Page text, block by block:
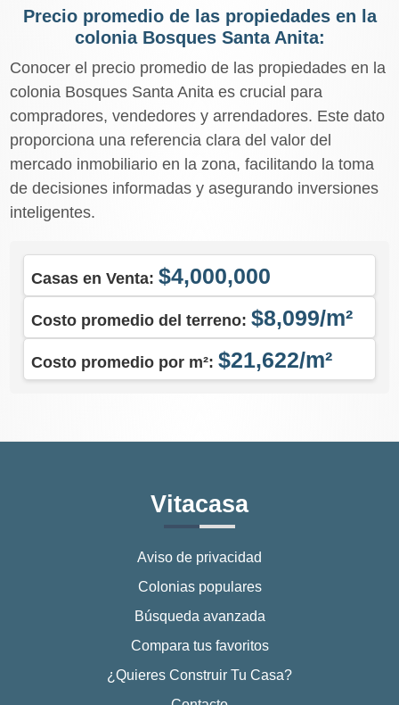
Precio promedio de las propiedades en la
colonia Bosques Santa Anita:
Conocer el precio promedio de las propiedades en la
colonia Bosques Santa Anita es crucial para
compradores, vendedores y arrendadores. Este dato
proporciona una referencia clara del valor del
mercado inmobiliario en la zona, facilitando la toma
de decisiones informadas y asegurando inversiones
inteligentes.
Casas en Venta: $4,000,000
Costo promedio del terreno: $8,099/m²
Costo promedio por m²: $21,622/m²
Vitacasa
Aviso de privacidad
Colonias populares
Búsqueda avanzada
Compara tus favoritos
¿Quieres Construir Tu Casa?